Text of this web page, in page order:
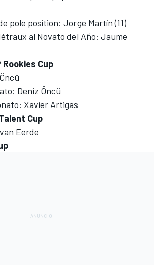
pole position: Jorge Martín (11)
al Novato del Año: Jaume
Rookies Cup
Deniz Öncü
Xavier Artigas
Cup
Eerde